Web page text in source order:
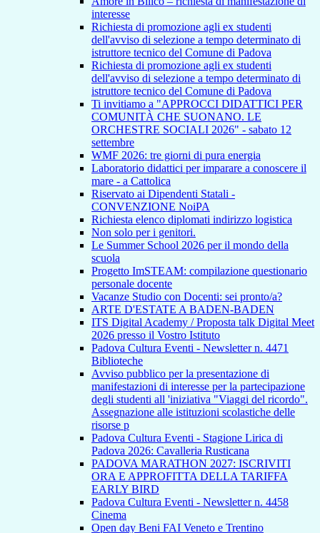
interesse
Richiesta di promozione agli ex studenti
dell'avviso di selezione a tempo determinato di
istruttore tecnico del Comune di Padova
Richiesta di promozione agli ex studenti
dell'avviso di selezione a tempo determinato di
istruttore tecnico del Comune di Padova
Ti invitiamo a "APPROCCI DIDATTICI PER
COMUNITÀ CHE SUONANO. LE
ORCHESTRE SOCIALI 2026" - sabato 12
settembre
WMF 2026: tre giorni di pura energia
Laboratorio didattici per imparare a conoscere il
mare - a Cattolica
Riservato ai Dipendenti Statali -
CONVENZIONE NoiPA
Richiesta elenco diplomati indirizzo logistica
Non solo per i genitori.
Le Summer School 2026 per il mondo della
scuola
Progetto ImSTEAM: compilazione questionario
personale docente
Vacanze Studio con Docenti: sei pronto/a?
ARTE D'ESTATE A BADEN-BADEN
ITS Digital Academy / Proposta talk Digital Meet
2026 presso il Vostro Istituto
Padova Cultura Eventi - Newsletter n. 4471
Biblioteche
Avviso pubblico per la presentazione di
manifestazioni di interesse per la partecipazione
degli studenti all 'iniziativa "Viaggi del ricordo".
Assegnazione alle istituzioni scolastiche delle
risorse p
Padova Cultura Eventi - Stagione Lirica di
Padova 2026: Cavalleria Rusticana
PADOVA MARATHON 2027: ISCRIVITI
ORA E APPROFITTA DELLA TARIFFA
EARLY BIRD
Padova Cultura Eventi - Newsletter n. 4458
Cinema
Open day Beni FAI Veneto e Trentino